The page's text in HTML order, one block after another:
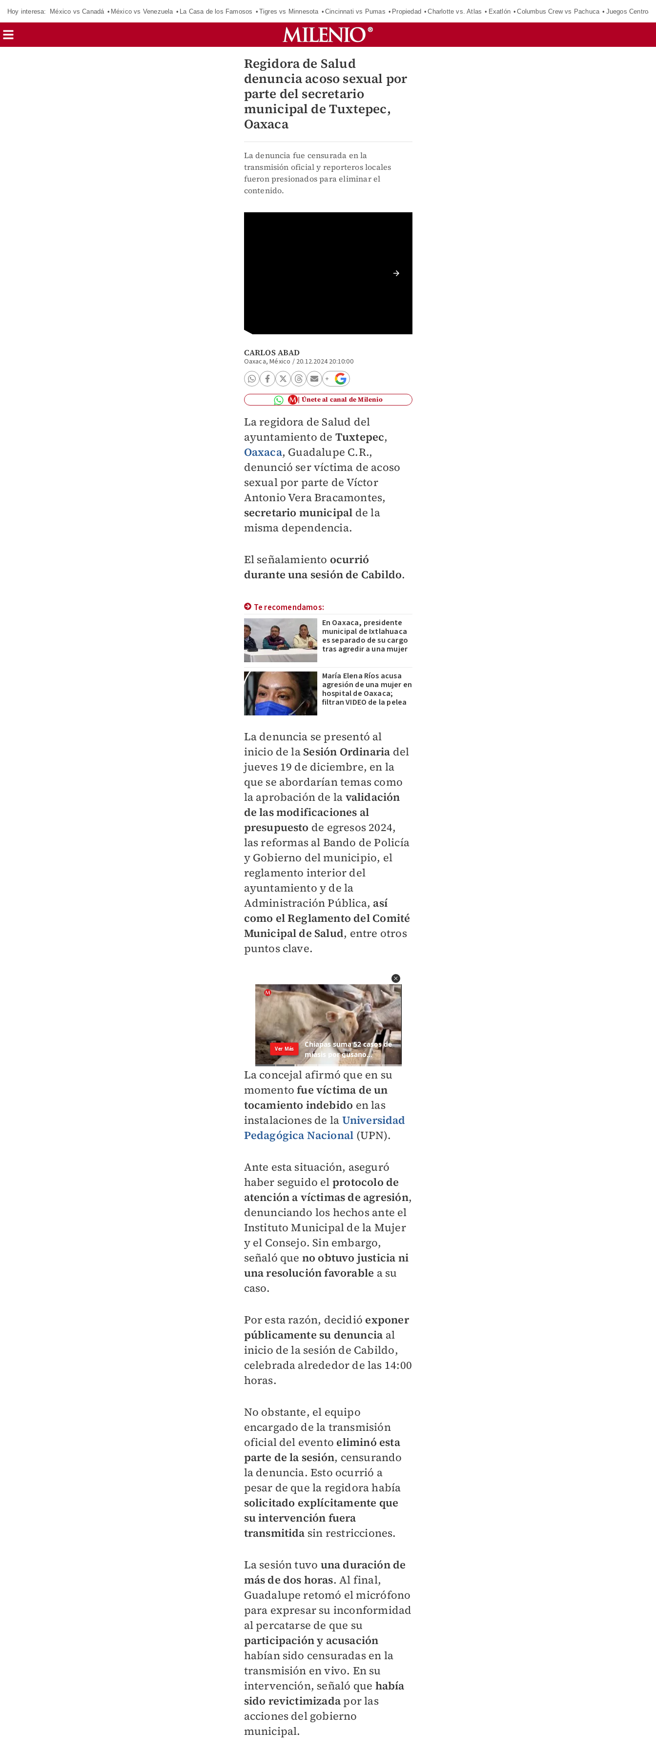
Hoy interesa: México vs Canadá México vs Venezuela La Casa de los Famosos Tigres vs Minnesota Cincinnati vs Pumas Propiedad Charlotte vs. Atlas Exatlón Columbus Crew vs Pachuca Juegos
Regidora de Salud
denuncia acoso sexual por
parte del secretario
municipal de Tuxtepec,
Oaxaca
La denuncia fue censurada en la
transmisión oficial y reporteros locales
fueron presionados para eliminar el
contenido.
CARLOS ABAD
Oaxaca, México / 20.12.2024 20:10:00
Únete al canal de Milenio
La regidora de Salud del
ayuntamiento de Tuxtepec,
Oaxaca, Guadalupe C.R.,
denunció ser víctima de acoso
sexual por parte de Víctor
Antonio Vera Bracamontes,
secretario municipal de la
misma dependencia.
El señalamiento ocurrió
durante una sesión de Cabildo.
Te recomendamos:
En Oaxaca, presidente
municipal de Ixtlahuaca
es separado de su cargo
tras agredir a una mujer
María Elena Ríos acusa
agresión de una mujer en
hospital de Oaxaca;
filtran VIDEO de la pelea
La denuncia se presentó al
inicio de la Sesión Ordinaria del
jueves 19 de diciembre, en la
que se abordarían temas como
la aprobación de la validación
de las modificaciones al
presupuesto de egresos 2024,
las reformas al Bando de Policía
y Gobierno del municipio, el
reglamento interior del
ayuntamiento y de la
Administración Pública, así
como el Reglamento del Comité
Municipal de Salud, entre otros
puntos clave.
La concejal afirmó que en su
momentofue víctima de un
tocamiento indebido en las
instalaciones de la Universidad
Pedagógica Nacional (UPN).
Ante esta situación, aseguró
haber seguido el protocolo de
atención a víctimas de agresión,
denunciando los hechos ante el
Instituto Municipal de la Mujer
y el Consejo. Sin embargo,
señaló que no obtuvo justicia ni
una resolución favorable a su
caso.
Por esta razón, decidió exponer
públicamente su denuncia al
inicio de la sesión de Cabildo,
celebrada alrededor de las 14:00
horas.
No obstante, el equipo
encargado de la transmisión
oficial del evento eliminó esta
parte de la sesión, censurando
la denuncia. Esto ocurrió a
pesar de que la regidora había
solicitado explícitamente que
su intervención fuera
transmitida sin restricciones.
La sesión tuvo una duración de
más de dos horas. Al final,
Guadalupe retomó el micrófono
para expresar su inconformidad
al percatarse de que su
participación y acusación
habían sido censuradas en la
transmisión en vivo. En su
intervención, señaló que había
sido revictimizada por las
acciones del gobierno
municipal.